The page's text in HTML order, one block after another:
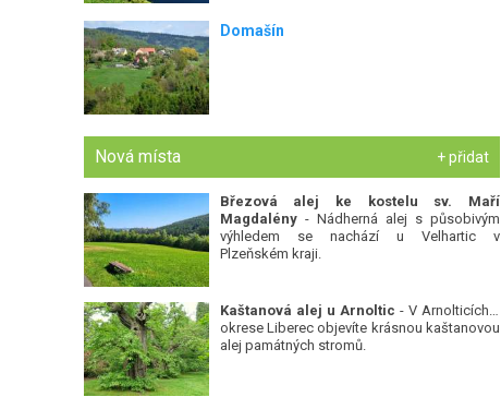
Domašín
Nová místa + přidat
Březová alej ke kostelu sv. Maří
Magdalény- Nádherná alej s působivým
výhledem se nachází u Velhartic v
Plzeňském kraji.
Kaštanová alej u Arnoltic - V Arnolticích v
okrese Liberec objevíte krásnou kaštanovou
alej památných stromů.